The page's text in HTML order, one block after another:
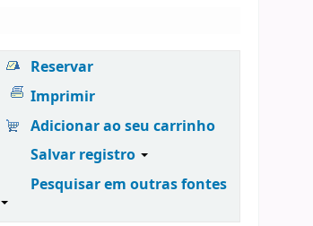
Reservar
Imprimir
Adicionar ao seu carrinho
Salvar registro
Pesquisar em outras fontes